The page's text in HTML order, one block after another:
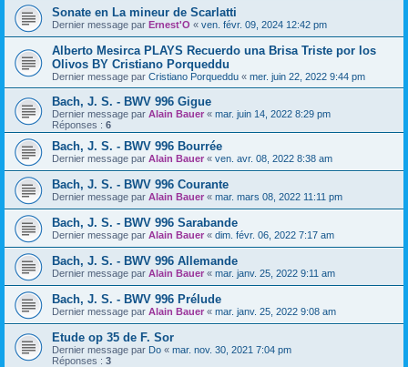
Sonate en La mineur de Scarlatti
Dernier message par Ernest'O « ven. févr. 09, 2024 12:42 pm
Alberto Mesirca PLAYS Recuerdo una Brisa Triste por los
Olivos BY Cristiano Porqueddu
Dernier message par Cristiano Porqueddu « mer. juin 22, 2022 9:44 pm
Bach, J. S. - BWV 996 Gigue
Dernier message par Alain Bauer « mar. juin 14, 2022 8:29 pm
Réponses : 6
Bach, J. S. - BWV 996 Bourrée
Dernier message par Alain Bauer « ven. avr. 08, 2022 8:38 am
Bach, J. S. - BWV 996 Courante
Dernier message par Alain Bauer « mar. mars 08, 2022 11:11 pm
Bach, J. S. - BWV 996 Sarabande
Dernier message par Alain Bauer « dim. févr. 06, 2022 7:17 am
Bach, J. S. - BWV 996 Allemande
Dernier message par Alain Bauer « mar. janv. 25, 2022 9:11 am
Bach, J. S. - BWV 996 Prélude
Dernier message par Alain Bauer « mar. janv. 25, 2022 9:08 am
Etude op 35 de F. Sor
Dernier message par Do « mar. nov. 30, 2021 7:04 pm
Réponses : 3